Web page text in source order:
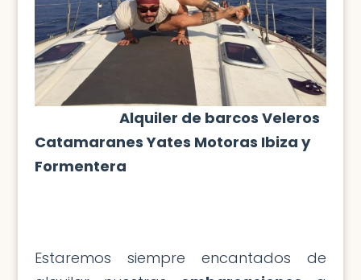
Alquiler de barcos Veleros
Catamaranes Yates Motoras Ibiza y
Formentera
Estaremos siempre encantados de